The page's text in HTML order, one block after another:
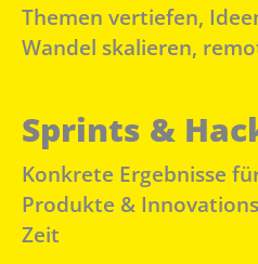
Themen vertiefen,
Wandel skalieren,
Sprints &
Konkrete Ergebnisse
Produkte &
Zeit